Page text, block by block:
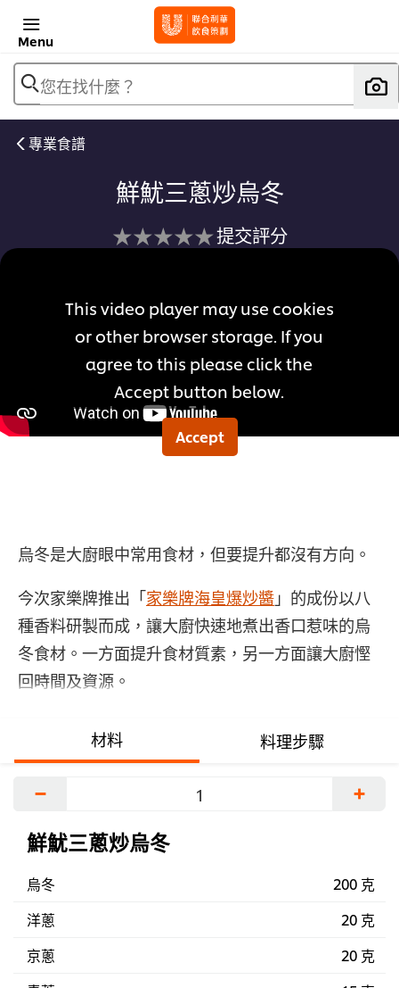
Menu
您在找什麼？
專業食譜
鮮魷三蔥炒烏冬
没
这
个
recipe
提
交
评
提交評分
This video player may use cookies
or other browser storage. If you
agree to this please click the
Accept button below.
Accept
烏冬是大廚眼中常用食材，但要提升都沒有方向。
今次家樂牌推出「家樂牌海皇爆炒醬 」的成份以八
種香料研製而成，讓大廚快速地煮出香口惹味的烏
冬食材。一方面提升食材質素，另一方面讓大廚慳
回時間及資源。
材料 料理步驟
− +
鮮魷三蔥炒烏冬
烏冬
200 克
洋蔥
20 克
京蔥
20 克